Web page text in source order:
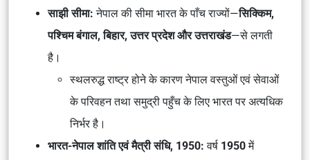
साझी सीमा:नेपाल की सीमा भारत के पाँच राज्यों—सिक्किम,
पश्चिम बंगाल, बिहार, उत्तर प्रदेश और उत्तराखंड—से लगती
है।
स्थलरुद्ध राष्ट्र होने के कारण नेपाल वस्तुओं एवं सेवाओं
के परिवहन तथा समुद्री पहुँच के लिए भारत पर अत्यधिक
निर्भर है।
भारत-नेपाल शांति एवं मैत्री संधि, 1950:वर्ष 1950में